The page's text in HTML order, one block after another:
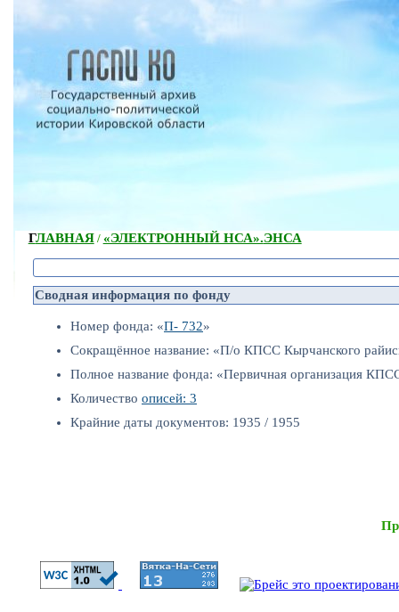
ГЛАВНАЯ/ «ЭЛЕКТРОННЫЙ НСА».ЭНСА
Сводная информация по фонду
Номер фонда: «П- 732»
Сокращённое название: «П/о КПСС Кырчанского
Полное название фонда: «Первичная организация
Количество описей: 3
Крайние даты документов: 1935 / 1955